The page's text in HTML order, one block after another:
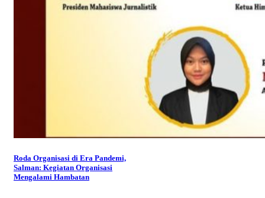
Roda Organisasi di Era Pandemi,
Salman: Kegiatan Organisasi
Mengalami Hambatan